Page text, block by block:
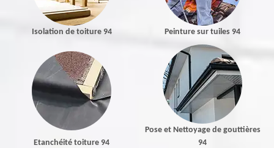
Isolation de toiture 94 Peinture sur tuiles 94
Etanchéité toiture 94
Pose et Nettoyage de gouttières
94